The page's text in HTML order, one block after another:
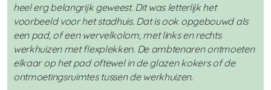
heel erg belangrijk geweest. Dit was letterlijk het
voorbeeld voor het stadhuis. Dat is ook opgebouwd als
een pad, of een wervelkolom, met links en rechts
werkhuizen met flexplekken. De ambtenaren ontmoeten
elkaar op het pad oftewel in de glazen kokers of de
ontmoetingsruimtes tussen de werkhuizen.